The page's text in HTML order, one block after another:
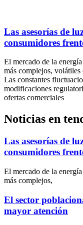
Las asesorías de
consumidores
El mercado de la
más complejos,
Las constantes
modificaciones
ofertas comerciales
Noticias en
Las asesorías de
consumidores
El mercado de la
más complejos,
El sector
mayor atención